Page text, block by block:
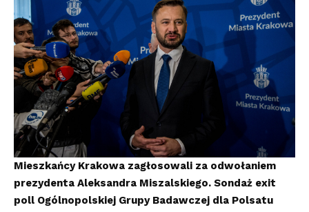
Mieszkańcy Krakowa zagłosowali za odwołaniem
prezydenta Aleksandra Miszalskiego. Sondaż exit
poll Ogólnopolskiej Grupy Badawczej dla Polsatu